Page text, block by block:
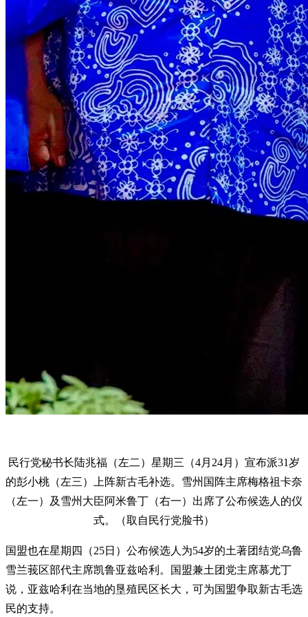
民行党秘书长陆兆福（左二）星期三（4月24月）宣布派31岁
的彭小桃（左三）上阵新古毛补选。雪州国阵主席梅格祖卡奈
（左一）及雪州大臣阿米鲁丁（右一）出席了公布候选人的仪
式。（取自民行党脸书）
国盟也在星期四（25日）公布候选人为54岁的土著团结党乌鲁
雪兰莪区部代主席凯鲁亚兹哈利。国盟兼土团党主席慕尤丁
说，亚兹哈利在当地的垦殖民区长大，可为国盟争取新古毛选
民的支持。